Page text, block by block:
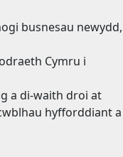
busnesau newydd,
Cymru i
a di-waith droi at
hyfforddiant a